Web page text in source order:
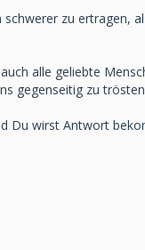
zu ertragen,
alle geliebte
gegenseitig zu
Du wirst Antwort